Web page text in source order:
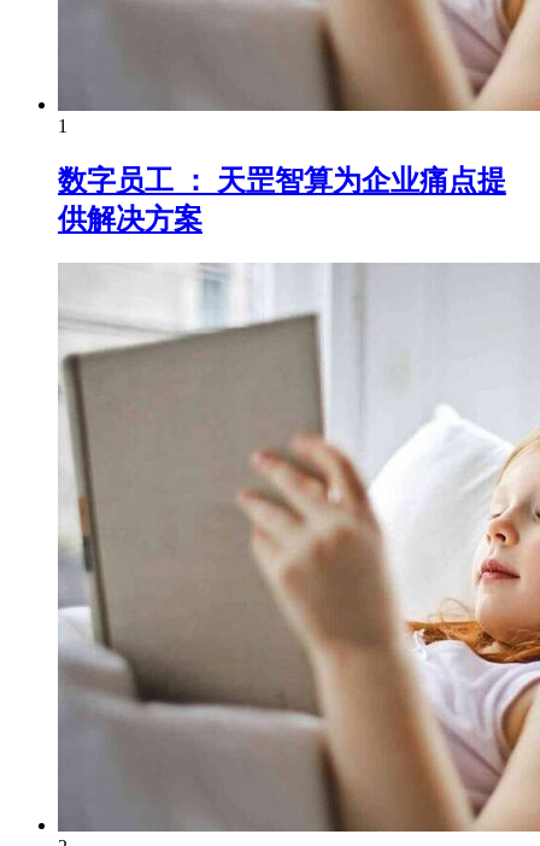
1
数字员工 ： 天罡智算为企业痛点提
供解决方案